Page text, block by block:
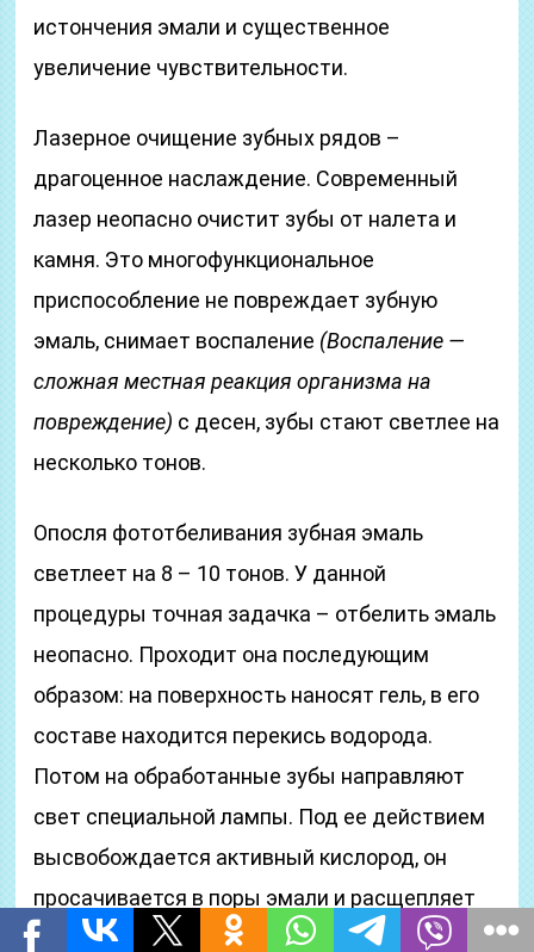
истончения эмали и существенное
увеличение чувствительности.
Лазерное очищение зубных рядов –
драгоценное наслаждение. Современный
лазер неопасно очистит зубы от налета и
камня. Это многофункциональное
приспособление не повреждает зубную
эмаль, снимает воспаление (Воспаление —
сложная местная реакция организма на
повреждение) с десен, зубы стают светлее на
несколько тонов.
Опосля фототбеливания зубная эмаль
светлеет на 8 – 10 тонов. У данной
процедуры точная задачка – отбелить эмаль
неопасно. Проходит она последующим
образом: на поверхность наносят гель, в его
составе находится перекись водорода.
Потом на обработанные зубы направляют
свет специальной лампы. Под ее действием
высвобождается активный кислород, он
просачивается в поры эмали и расщепляет
красящие частички изнутри.